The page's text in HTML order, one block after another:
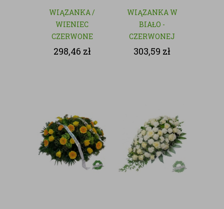
WIĄZANKA /
WIENIEC
CZERWONE
RÓŻE - KWIATY
298,46 zł
WIĄZANKA W
BIAŁO -
CZERWONEJ
KOLORYSTYCE
303,59 zł